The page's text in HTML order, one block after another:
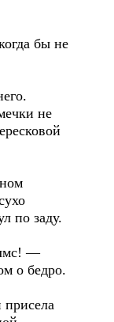
бы не
не
по заду.
—
о бедро.